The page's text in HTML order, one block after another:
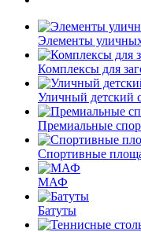
Элементы
Комплексы для
Уличный детский
Премиальные
Спортивные
МАФ
Батуты